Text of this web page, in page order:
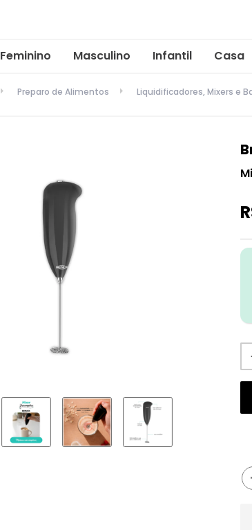
Feminino Masculino Infantil Casa
Preparo de Alimentos Liquidificadores, Mixers e